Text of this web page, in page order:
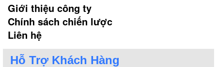
Giới thiệu công ty
Chính sách chiến lược
Liên hệ
Hỗ Trợ Khách Hàng